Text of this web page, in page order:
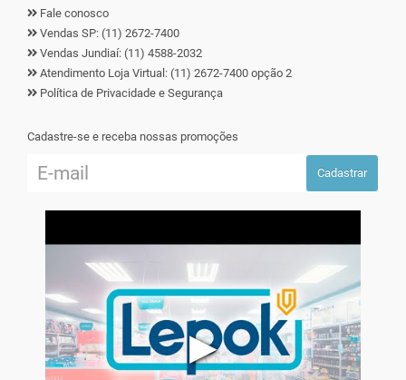
Fale conosco
Vendas SP: (11) 2672-7400
Vendas Jundiaí: (11) 4588-2032
Atendimento Loja Virtual: (11) 2672-7400 opção 2
Política de Privacidade e Segurança
Cadastre-se e receba nossas promoções
Cadastrar
▶